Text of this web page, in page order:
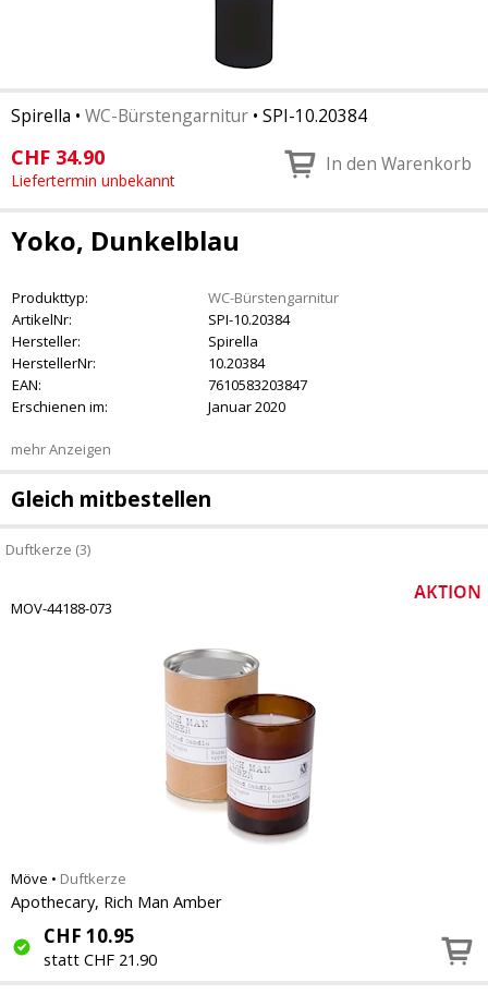
Spirella • WC-Bürstengarnitur • SPI-10.20384
CHF 34.90
Liefertermin unbekannt
In den Warenkorb
Yoko, Dunkelblau
Produkttyp:
WC-Bürstengarnitur
ArtikelNr:
SPI-10.20384
Hersteller:
Spirella
HerstellerNr:
10.20384
EAN:
7610583203847
Erschienen im:
Januar 2020
mehr Anzeigen
Gleich mitbestellen
Duftkerze (3)
MOV-44188-073
Möve • Duftkerze
Apothecary, Rich Man Amber
CHF 10.95
statt CHF 21.90